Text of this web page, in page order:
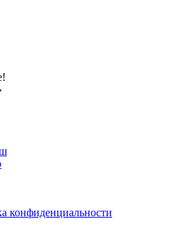
конфиденциальности